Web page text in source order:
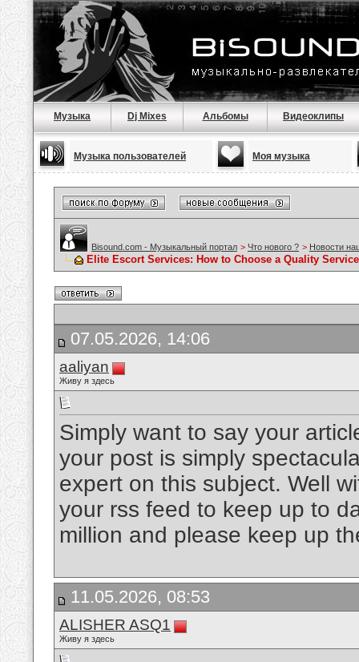
Музыка Dj Mixes Альбомы Видеоклипы
Музыка пользователей Моя музыка
Bisound.com - Музыкальный портал > Что нового ? > Новости
Elite Escort Services: How to Choose a Quality
07.05.2026, 14:06
aaliyan
Живу я здесь
Simply want to say your
your post is simply
expert on this subject. Well
your rss feed to keep up to
million and please keep up
11.05.2026, 08:53
ALISHER ASQ1
Живу я здесь